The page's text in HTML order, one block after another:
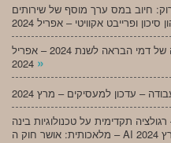
חיוב במס ערך מוסף של שירותים
מעו”דכן יחסי עבודה – הקפאה והפחתה של דמי הבראה לשנת 2024 – אפריל
»
רגולציה תקדימית על טכנולוגיות בינה